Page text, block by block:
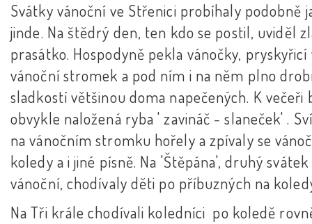
Svátky vánoční ve Střenici probíhaly podobně
jinde. Na štědrý den, ten kdo se postil, uviděl
prasátko. Hospodyně pekla vánočky,
vánoční stromek a pod ním i na něm plno
sladkostí většinou doma napečených. K večeři
obvykle naložená ryba ' zavináč - slaneček' .
na vánočním stromku hořely a zpívaly se
koledy a i jiné písně. Na 'Štěpána', druhý svátek
vánoční, chodívaly děti po příbuzných na
Na Tři krále chodívali koledníci po koledě